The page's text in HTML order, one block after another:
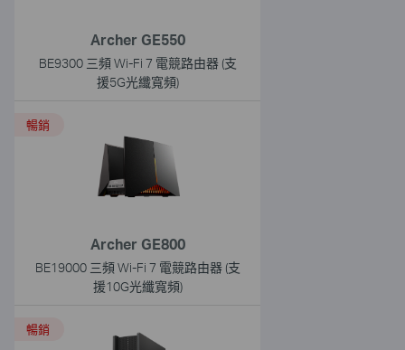
Archer GE550
BE9300 三頻 Wi-Fi 7 電競路由器 (支
援5G光纖寬頻)
Archer GE800
BE19000 三頻 Wi-Fi 7 電競路由器 (支
援10G光纖寬頻)
暢銷
暢銷